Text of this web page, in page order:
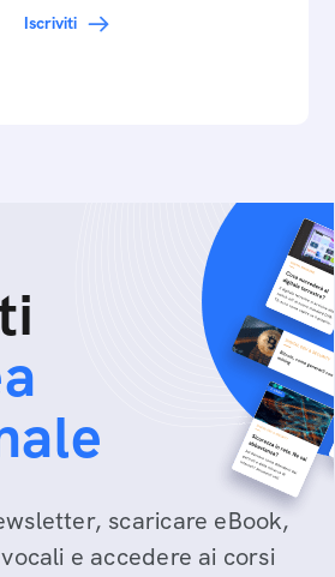
Iscriviti
scaricare eBook,
e accedere ai corsi